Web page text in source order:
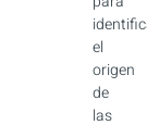
el
origen
de
las